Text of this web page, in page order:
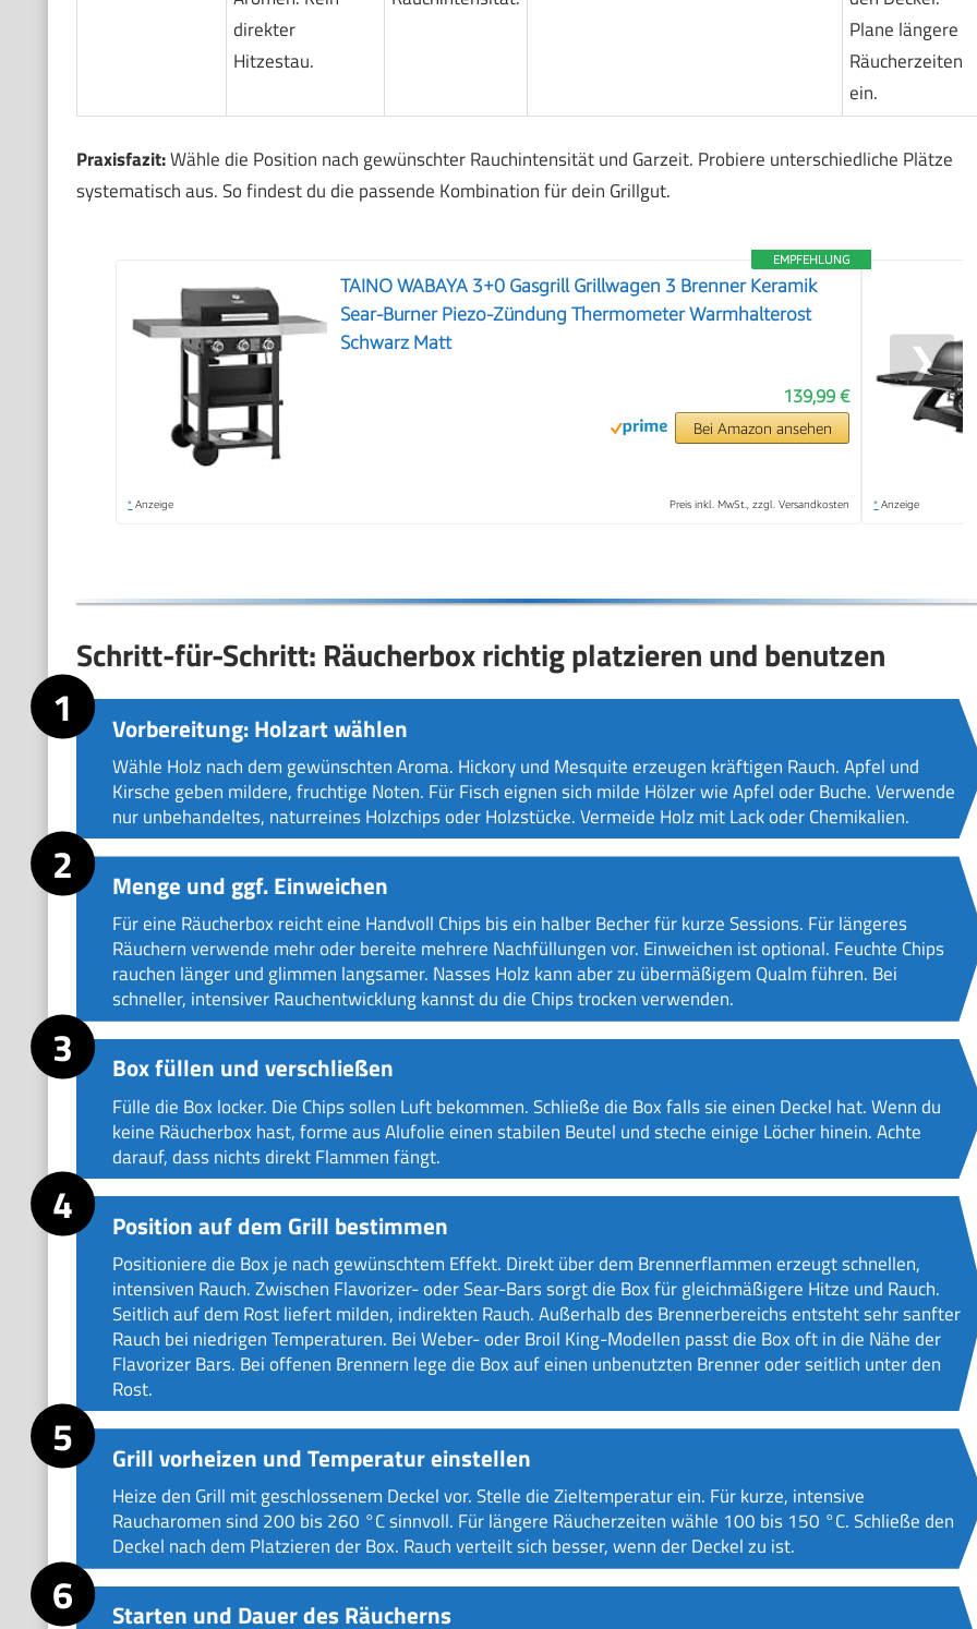
direkter
Hitzestau.
Plane längere
Räucherzeiten
ein.
Praxisfazit:Wähle die Position nach gewünschter Rauchintensität und Garzeit. Probiere unterschiedliche Plätze
systematisch aus. So findest du die passende Kombination für dein Grillgut.
EMPFEHLUNG
TAINO WABAYA 3+0 Gasgrill Grillwagen 3 Brenner Keramik
Sear-Burner Piezo-Zündung Thermometer Warmhalterost
Schwarz Matt
139,99 €
Bei Amazon ansehen
* Anzeige Preis inkl. MwSt., zzgl. Versandkosten * Anzeige
❯
Schritt-für-Schritt: Räucherbox richtig platzieren und benutzen
Vorbereitung: Holzart wählen
Wähle Holz nach dem gewünschten Aroma. Hickory und Mesquite erzeugen kräftigen Rauch. Apfel und
Kirsche geben mildere, fruchtige Noten. Für Fisch eignen sich milde Hölzer wie Apfel oder Buche. Verwende
nur unbehandeltes, naturreines Holzchips oder Holzstücke. Vermeide Holz mit Lack oder Chemikalien.
Menge und ggf. Einweichen
Für eine Räucherbox reicht eine Handvoll Chips bis ein halber Becher für kurze Sessions. Für längeres
Räuchern verwende mehr oder bereite mehrere Nachfüllungen vor. Einweichen ist optional. Feuchte Chips
rauchen länger und glimmen langsamer. Nasses Holz kann aber zu übermäßigem Qualm führen. Bei
schneller, intensiver Rauchentwicklung kannst du die Chips trocken verwenden.
Box füllen und verschließen
Fülle die Box locker. Die Chips sollen Luft bekommen. Schließe die Box falls sie einen Deckel hat. Wenn du
keine Räucherbox hast, forme aus Alufolie einen stabilen Beutel und steche einige Löcher hinein. Achte
darauf, dass nichts direkt Flammen fängt.
Position auf dem Grill bestimmen
Positioniere die Box je nach gewünschtem Effekt. Direkt über dem Brennerflammen erzeugt schnellen,
intensiven Rauch. Zwischen Flavorizer- oder Sear-Bars sorgt die Box für gleichmäßigere Hitze und Rauch.
Seitlich auf dem Rost liefert milden, indirekten Rauch. Außerhalb des Brennerbereichs entsteht sehr sanfter
Rauch bei niedrigen Temperaturen. Bei Weber- oder Broil King-Modellen passt die Box oft in die Nähe der
Flavorizer Bars. Bei offenen Brennern lege die Box auf einen unbenutzten Brenner oder seitlich unter den
Rost.
Grill vorheizen und Temperatur einstellen
Heize den Grill mit geschlossenem Deckel vor. Stelle die Zieltemperatur ein. Für kurze, intensive
Raucharomen sind 200 bis 260 °C sinnvoll. Für längere Räucherzeiten wähle 100 bis 150 °C. Schließe den
Deckel nach dem Platzieren der Box. Rauch verteilt sich besser, wenn der Deckel zu ist.
Starten und Dauer des Räucherns